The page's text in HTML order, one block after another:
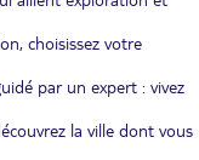
choisissez votre
par un expert : vivez
la ville dont vous